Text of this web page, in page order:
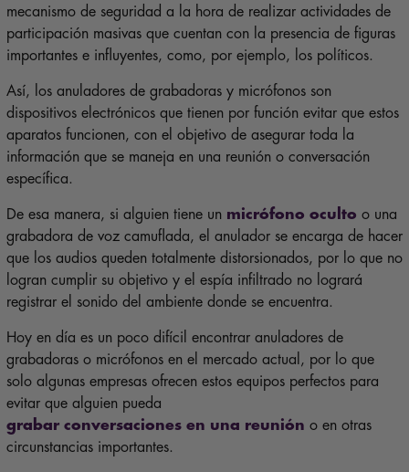
mecanismo de seguridad a la hora de realizar actividades de
participación masivas que cuentan con la presencia de figuras
importantes e influyentes, como, por ejemplo, los políticos.
Así, los anuladores de grabadoras y micrófonos son
dispositivos electrónicos que tienen por función evitar que estos
aparatos funcionen, con el objetivo de asegurar toda la
información que se maneja en una reunión o conversación
específica.
De esa manera, si alguien tiene un micrófono oculto o una
grabadora de voz camuflada, el anulador se encarga de hacer
que los audios queden totalmente distorsionados, por lo que no
logran cumplir su objetivo y el espía infiltrado no logrará
registrar el sonido del ambiente donde se encuentra.
Hoy en día es un poco difícil encontrar anuladores de
grabadoras o micrófonos en el mercado actual, por lo que
solo algunas empresas ofrecen estos equipos perfectos para
evitar que alguien pueda
grabar conversaciones en una reunión o en otras
circunstancias importantes.